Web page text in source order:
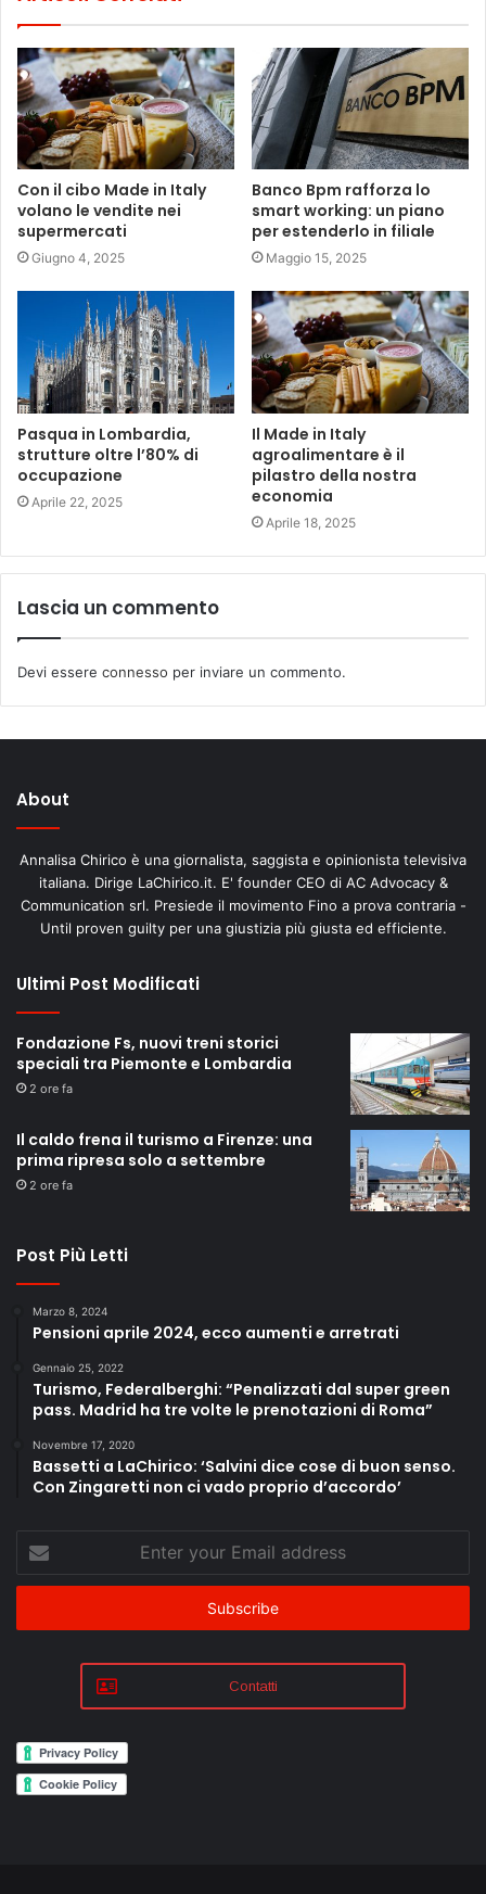
Con il cibo Made in Italy
volano le vendite nei
supermercati
Giugno 4, 2025
Banco Bpm rafforza lo
smart working: un piano
per estenderlo in filiale
Maggio 15, 2025
Pasqua in Lombardia,
strutture oltre l’80% di
occupazione
Aprile 22, 2025
Il Made in Italy
agroalimentare è il
pilastro della nostra
economia
Aprile 18, 2025
Lascia un commento
Devi essere connesso per inviare un commento.
About
Annalisa Chirico è una giornalista, saggista e opinionista televisiva
italiana. Dirige LaChirico.it. E' founder CEO di AC Advocacy &
Communication srl. Presiede il movimento Fino a prova contraria -
Until proven guilty per una giustizia più giusta ed efficiente.
Ultimi Post Modificati
Fondazione Fs, nuovi treni storici
speciali tra Piemonte e Lombardia
2 ore fa
Il caldo frena il turismo a Firenze: una
prima ripresa solo a settembre
2 ore fa
Post Più Letti
Marzo 8, 2024
Pensioni aprile 2024, ecco aumenti e arretrati
Gennaio 25, 2022
Turismo, Federalberghi: “Penalizzati dal super green
pass. Madrid ha tre volte le prenotazioni di Roma”
Novembre 17, 2020
Bassetti a LaChirico: ‘Salvini dice cose di buon senso.
Con Zingaretti non ci vado proprio d’accordo’
Enter
your
Email
Contatti